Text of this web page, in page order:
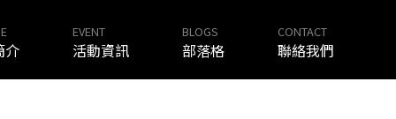
介
EVENT
活動資訊
BLOGS
部落格
CONTACT
聯絡我們
CONTACT